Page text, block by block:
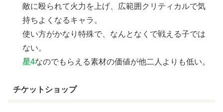
敵に殴られて火力を上げ、広範囲クリティカルで気
持ちよくなるキャラ。
使い方がかなり特殊で、なんとなくで戦える子では
ない。
星4なのでもらえる素材の価値が他二人よりも低い。
チケットショップ